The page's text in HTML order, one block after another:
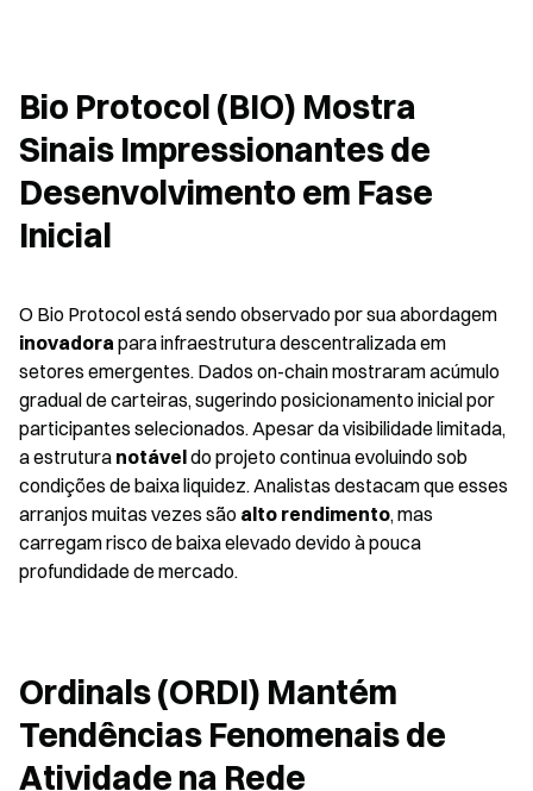
Bio Protocol (BIO) Mostra
Sinais Impressionantes de
Desenvolvimento em Fase
Inicial
inovadora para infraestrutura descentralizada em
setores emergentes. Dados on-chain mostraram acúmulo
gradual de carteiras, sugerindo posicionamento inicial por
participantes selecionados. Apesar da visibilidade limitada,
a estrutura notável do projeto continua evoluindo sob
condições de baixa liquidez. Analistas destacam que esses
arranjos muitas vezes são alto rendimento, mas
carregam risco de baixa elevado devido à pouca
profundidade de mercado.
Ordinals (ORDI) Mantém
Tendências Fenomenais de
Atividade na Rede